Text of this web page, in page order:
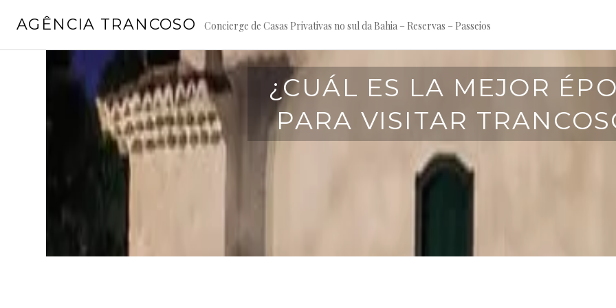
paraAGÊNCIA TRANCOSO Concierge de Casas Privativas no sul da Bahia – Reservas – Passeios
u
l
h
o
8
¿CUÁL ES LA MEJOR
PARA VISITAR